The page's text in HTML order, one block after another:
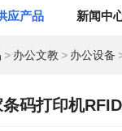
应产品 新闻中
> 办公文教 > 办公设备
码打印机